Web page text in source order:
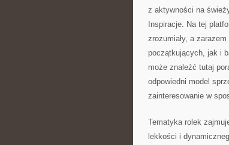
z aktywności na
Inspiracje. Na tej
zrozumiały, a
początkujących, jak i
może znaleźć tutaj
odpowiedni model
zainteresowanie w
Tematyka rolek
lekkości i